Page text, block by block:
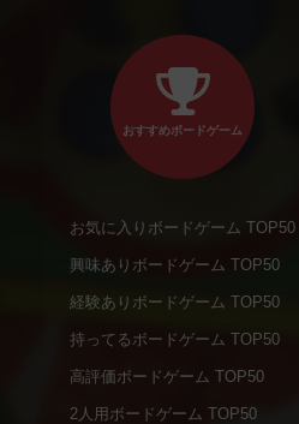
おすすめボードゲーム
お気に入りボードゲーム TOP50
興味ありボードゲーム TOP50
経験ありボードゲーム TOP50
持ってるボードゲーム TOP50
高評価ボードゲーム TOP50
2人用ボードゲーム TOP50